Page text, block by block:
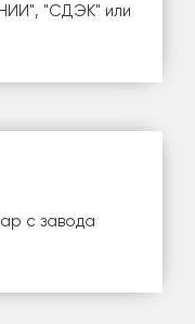
, "СДЭК" или
с завода